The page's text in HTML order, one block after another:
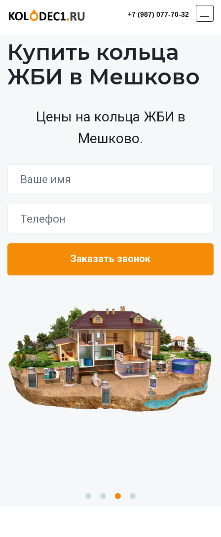
+7 (987) 077-70-32
Купить кольца
ЖБИ в Мешково
Цены на кольца ЖБИ в
Мешково.